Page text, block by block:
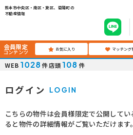
熊本市中央区・南区・東区、菊陽町の
不動産情報
会員限定
コンテンツ お気に入り マッチング
WEB 1028 件店頭108 件
ログイン LOGIN
こちらの物件は会員様限定で公開して
ると物件の詳細情報がご覧いただけます。